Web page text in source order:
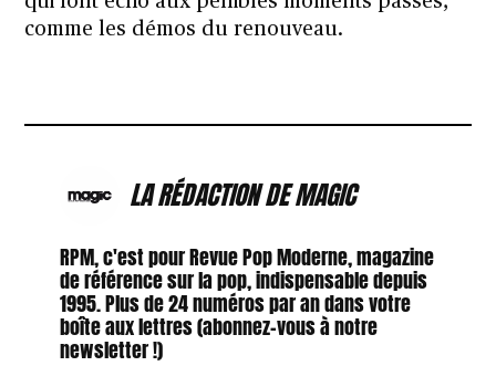
comme les démos du renouveau.
LA RÉDACTION DE MAGIC
RPM, c'est pour Revue Pop Moderne, magazine
de référence sur la pop, indispensable depuis
1995. Plus de 24 numéros par an dans votre
boîte aux lettres (abonnez-vous à notre
newsletter !)